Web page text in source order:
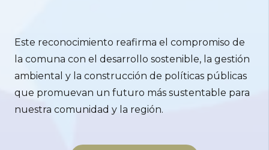
Este reconocimiento reafirma el compromiso de
la comuna con el desarrollo sostenible, la gestión
ambiental y la construcción de políticas públicas
que promuevan un futuro más sustentable para
nuestra comunidad y la región.